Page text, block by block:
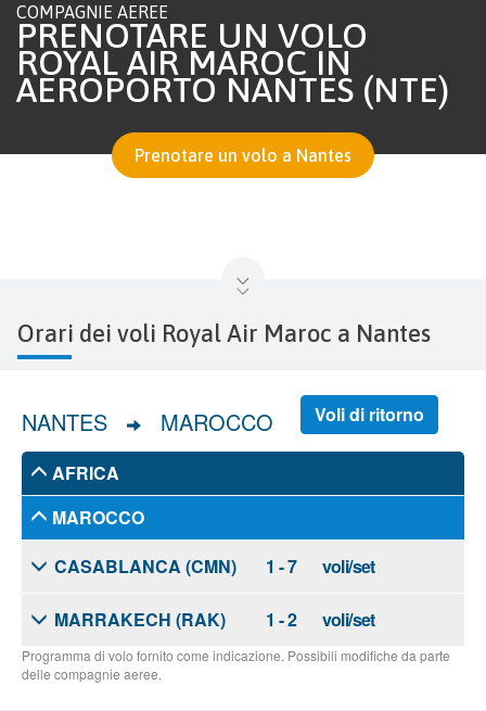
COMPAGNIE AEREE
PRENOTARE UN VOLO
ROYAL AIR MAROC IN
AEROPORTO NANTES (NTE)
Prenotare un volo a Nantes
Orari dei voli Royal Air Maroc a Nantes